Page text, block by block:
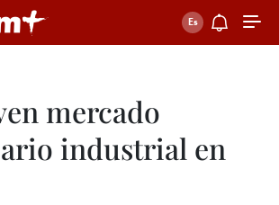
mercado
industrial en